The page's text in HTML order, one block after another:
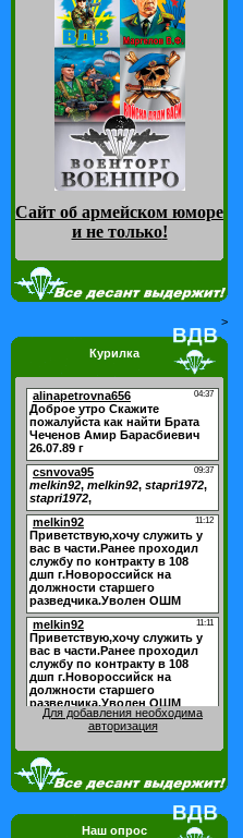
Сайт об армейском юморе
и не только!
>
Курилка
Для добавления необходима
авторизация
Наш опрос